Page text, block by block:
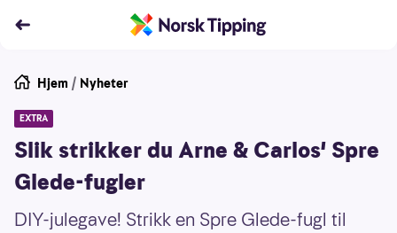
Hjem / Nyheter
EXTRA
Slik strikker du Arne & Carlos' Spre
Glede-fugler
DIY-julegave! Strikk en Spre Glede-fugl til